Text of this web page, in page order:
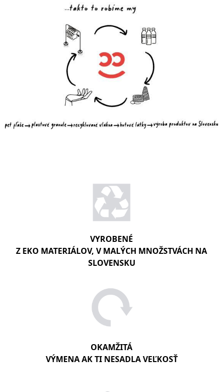
VYROBENÉ
Z EKO MATERIÁLOV, V MALÝCH MNOŽSTVÁCH NA
SLOVENSKU
OKAMŽITÁ
VÝMENA AK TI NESADLA VEĽKOSŤ